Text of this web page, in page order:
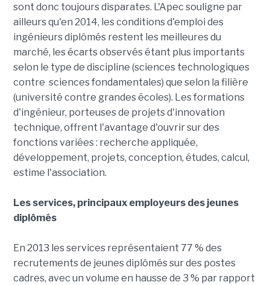
sont donc toujours disparates. L'Apec souligne par
ailleurs qu'en 2014, les conditions d'emploi des
ingénieurs diplômés restent les meilleuresdu
marché, les écarts observés étant plus importants
selon le type de discipline (sciences technologiques
contre sciences fondamentales) que selon la filière
(université contre grandes écoles). Les formations
d'ingénieur, porteuses de projets d'innovation
technique, offrent l'avantage d'ouvrir sur des
fonctions variées : recherche appliquée,
développement, projets, conception, études, calcul,
estime l'association.
Les services, principaux employeurs des jeunes
diplômés
En 2013 les services représentaient 77 % des
recrutements de jeunes diplômés sur des postes
cadres, avec un volume en hausse de 3 % par rapport